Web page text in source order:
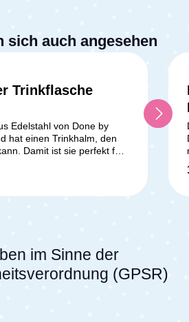
sich auch angesehen
Trinkflasche
Edelstahl von Done by
hat einen Trinkhalm, den
Damit ist sie perfekt für
oder Schule. Die
ist innen nicht beschichtet,
können. Das Design der
und nachhaltig.
im Sinne der
(GPSR)